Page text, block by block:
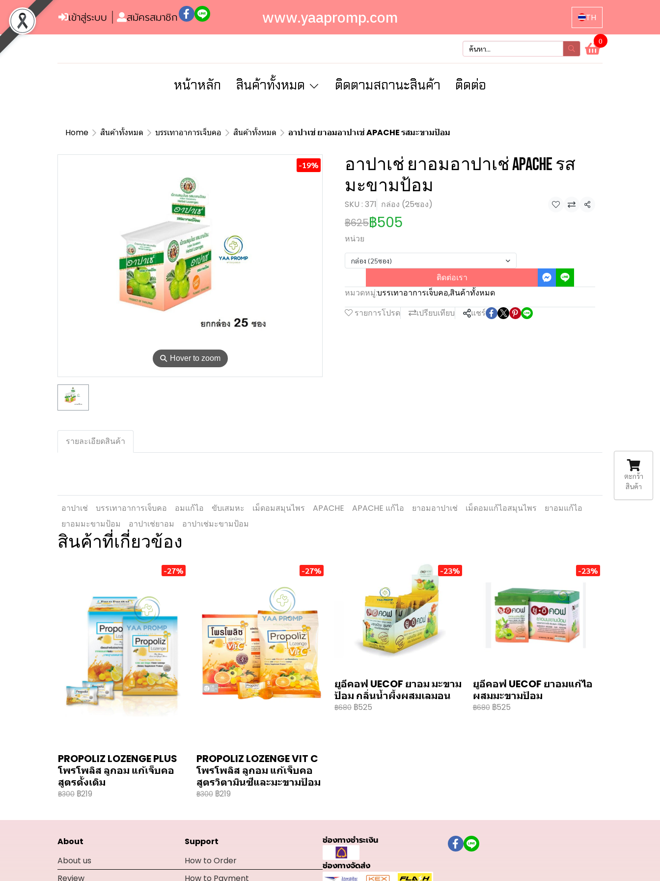
เข้าสู่ระบบ สมัครสมาชิก www.yaapromp.com TH
0
หน้าหลัก สินค้าทั้งหมด ติดตามสถานะสินค้า ติดต่อ
Home สินค้าทั้งหมด บรรเทาอาการเจ็บคอ สินค้าทั้งหมด อาปาเช่ ยาอมอาปาเช่ APACHE รสมะขามป้อม
⚲ Hover to zoom
-19%
อาปาเช่ ยาอมอาปาเช่ APACHE รส
มะขามป้อม
SKU : 371 กล่อง (25ซอง) แชร์
฿625฿505
หน่วย
กล่อง (25ซอง)
ติดต่อเรา
หมวดหมู่:บรรเทาอาการเจ็บคอ,สินค้าทั้งหมด
รายการโปรด
เปรียบเทียบ แชร์
รายละเอียดสินค้า
อาปาเช่ บรรเทาอาการเจ็บคอ อมแก้ไอ ขับเสมหะ เม็ดอมสมุนไพร APACHE APACHE แก้ไอ ยาอมอาปาเช่ เม็ดอมแก้ไอสมุนไพร
ยาอมแก้ไอ
ยาอมมะขามป้อม
อาปาเช่ยาอม อาปาเช่มะขามป้อม
สินค้าที่เกี่ยวข้อง
-27%
PROPOLIZ LOZENGE PLUS
โพรโพลิส ลูกอม แก้เจ็บคอ
สูตรดั้งเดิม
฿300 ฿219
-27%
PROPOLIZ LOZENGE VIT C
โพรโพลิส ลูกอม แก้เจ็บคอ
สูตรวิตามินซีและมะขามป้อม
฿300 ฿219
-23%
ยูอีคอฟ UECOF ยาอม มะขาม
ป้อม กลิ่นน้ำผึ้งผสมเลมอน
฿680 ฿525
-23%
ยูอีคอฟ UECOF ยาอมแก้ไอ
ผสมมะขามป้อม
฿680 ฿525
About
About us
Review
Support
How to Order
How to Payment
ช่องทางชำระเงิน
ช่องทางจัดส่ง
ตะกร้า
สินค้า